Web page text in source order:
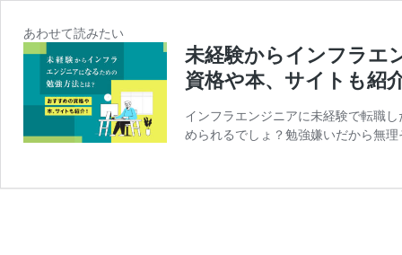
あわせて読みたい
未経験からインフラエ
資格や本、サイトも紹
インフラエンジニアに未経験で転職
められるでしょ？勉強嫌いだから無